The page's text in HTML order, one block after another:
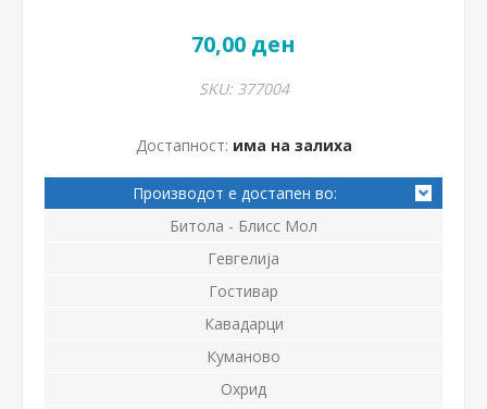
70,00 ден
SKU: 377004
Достапност: има на залиха
Производот е достапен во:
Битола - Блисс Мол
Гевгелија
Гостивар
Кавадарци
Куманово
Охрид